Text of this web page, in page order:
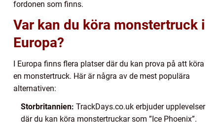
fordonen som finns.
Var kan du köra monstertruck i
Europa?
I Europa finns flera platser där du kan prova på att köra
en monstertruck. Här är några av de mest populära
alternativen:
Storbritannien: TrackDays.co.uk erbjuder upplevelser
där du kan köra monstertruckar som ”Ice Phoenix”.